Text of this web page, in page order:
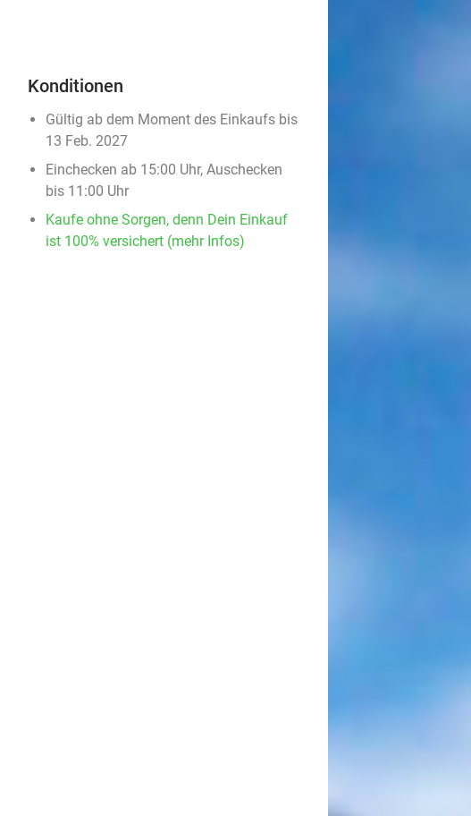
Konditionen
Gültig ab dem Moment des Einkaufs bis
13 Feb. 2027
Einchecken ab 15:00 Uhr, Auschecken
bis 11:00 Uhr
Kaufe ohne Sorgen, denn Dein Einkauf
ist 100% versichert (mehr Infos)